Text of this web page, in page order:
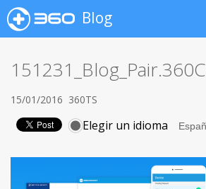
Blog
15/01/2016 360TS
Elegir un idioma